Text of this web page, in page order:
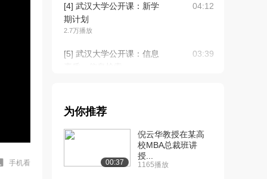
手机看
[4] 武汉大学公开课：新学
期计划
2.7万播放
04:12
[5] 武汉大学公开课：信息
03:39
信息检索的外国...
[7] 武汉大学公开课：帮你
10:15
为你推荐
00:37
倪云华教授在某高
校MBA总裁班讲
授...
1165播放